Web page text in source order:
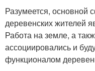
Разумеется, основной
деревенских жителей
Работа на земле, а
ассоциировались и
функционалом